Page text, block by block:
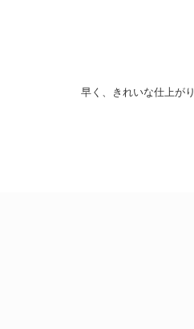
早く、きれいな仕上がり